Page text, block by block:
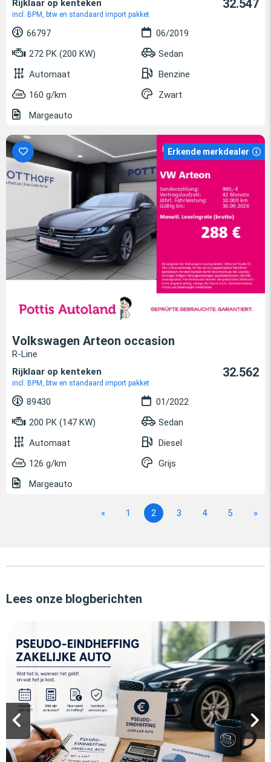
Rijklaar op kenteken
incl. BPM, btw en standaard import pakket
32.547
66797
06/2019
272 PK (200 KW)
Sedan
Automaat
Benzine
160 g/km
Zwart
Margeauto
Erkende merkdealer
Volkswagen Arteon occasion
R-Line
Rijklaar op kenteken
incl. BPM, btw en standaard import pakket
32.562
89430
01/2022
200 PK (147 KW)
Sedan
Automaat
Diesel
126 g/km
Grijs
Margeauto
« 1 2 3 4 5 »
Lees onze blogberichten